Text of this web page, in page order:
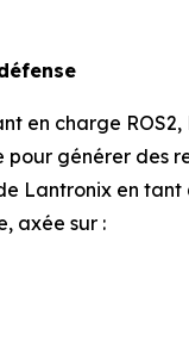
en charge
pour générer des
Lantronix en
axée sur :